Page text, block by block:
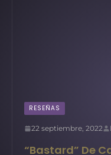
RESEÑAS
22 septiembre, 2022
“Bastard” De